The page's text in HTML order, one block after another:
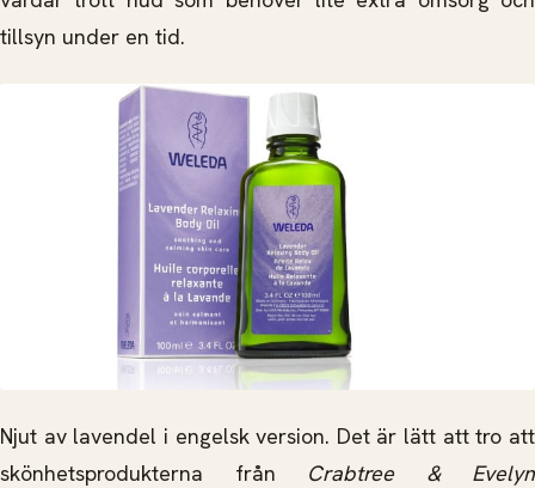
tillsyn under en tid.
Njut av lavendel i engelsk version. Det är lätt att tro att
skönhetsprodukterna från Crabtree & Evelyn